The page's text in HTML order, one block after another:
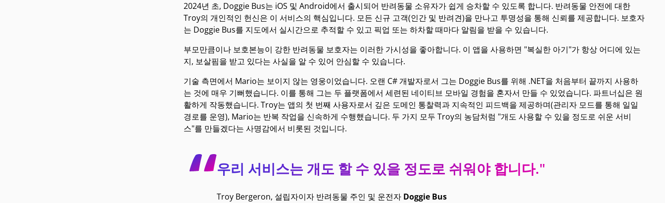
2024년 초, Doggie Bus는 iOS 및 Android에서 출시되어 반려동물 소유자가 쉽게 승차할 수 있도록 합니다. 반려동물 안전에 대한
Troy의 개인적인 헌신은 이 서비스의 핵심입니다. 모든 신규 고객(인간 및 반려견)을 만나고 투명성을 통해 신뢰를 제공합니다. 보호자
는 Doggie Bus를 지도에서 실시간으로 추적할 수 있고 픽업 또는 하차할 때마다 알림을 받을 수 있습니다.
부모만큼이나 보호본능이 강한 반려동물 보호자는 이러한 가시성을 좋아합니다. 이 앱을 사용하면 "복실한 아기"가 항상 어디에 있는
지, 보살핌을 받고 있다는 사실을 알 수 있어 안심할 수 있습니다.
기술 측면에서 Mario는 보이지 않는 영웅이었습니다. 오랜 C# 개발자로서 그는 Doggie Bus를 위해 .NET을 처음부터 끝까지 사용하
는 것에 매우 기뻐했습니다. 이를 통해 그는 두 플랫폼에서 세련된 네이티브 모바일 경험을 혼자서 만들 수 있었습니다. 파트너십은 원
활하게 작동했습니다. Troy는 앱의 첫 번째 사용자로서 깊은 도메인 통찰력과 지속적인 피드백을 제공하며(관리자 모드를 통해 일일
경로를 운영), Mario는 반복 작업을 신속하게 수행했습니다. 두 가지 모두 Troy의 농담처럼 "개도 사용할 수 있을 정도로 쉬운 서비
스"를 만들겠다는 사명감에서 비롯된 것입니다.
우리 서비스는 개도 할 수 있을 정도로 쉬워야 합니다."
Troy Bergeron, 설립자이자 반려동물 주인 및 운전자 Doggie Bus